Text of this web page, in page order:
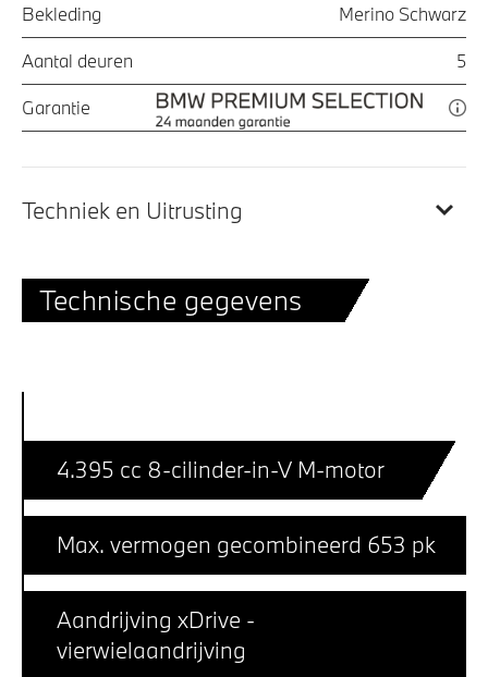
Bekleding Merino Schwarz
Aantal deuren 5
Garantie
Techniek en Uitrusting
Technische gegevens
4.395 cc 8-cilinder-in-V M-motor
Max. vermogen gecombineerd 653 pk
Aandrijving xDrive -
vierwielaandrijving